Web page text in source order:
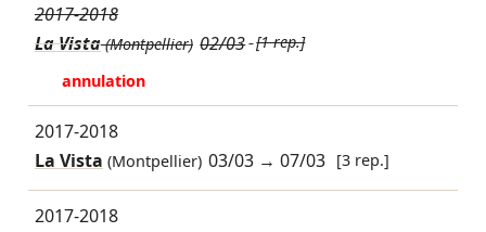
2017-2018
La Vista(Montpellier) 02/03 [1 rep.]
annulation
2017-2018
La Vista (Montpellier) 03/03 →07/03 [3 rep.]
2017-2018